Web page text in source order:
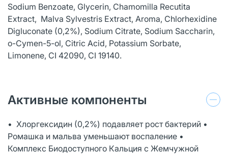
Sodium Benzoate, Glycerin, Chamomilla Recutita
Extract, Malva Sylvestris Extract, Aroma, Chlorhexidine
Digluconate (0,2%), Sodium Citrate, Sodium Saccharin,
o-Cymen-5-ol, Citric Acid, Potassium Sorbate,
Limonene, CI 42090, CI 19140.
Активные компоненты
• Хлоргексидин (0,2%) подавляет рост бактерий •
Ромашка и мальва уменьшают воспаление •
Комплекс Биодоступного Кальция с Жемчужной